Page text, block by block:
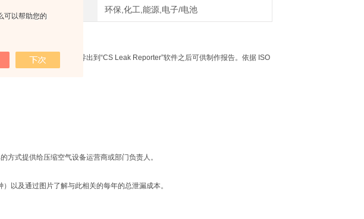
可以帮助您的
环保,化工,能源,电子/电池
保存以下数据，并在导出到“CS Leak Reporter”软件之后可供制作报告。依据 ISO
方式提供给压缩空气设备运营商或部门负责人。
以及通过图片了解与此相关的每年的总泄漏成本。